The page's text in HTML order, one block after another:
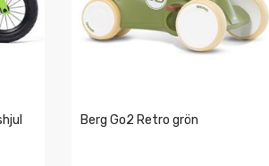
Berg Go2 Retro grön